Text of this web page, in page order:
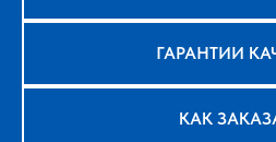
ГАРАНТИИ
КАК